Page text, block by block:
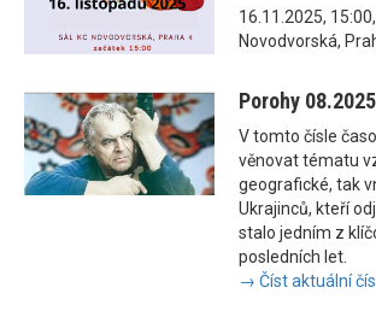
16.11.2025,
Novodvorská,
Porohy 08.2025
V tomto čísle
věnovat tématu
geografické, tak
Ukrajinců, kteří
stalo jedním z
posledních let.
→ Číst aktuální